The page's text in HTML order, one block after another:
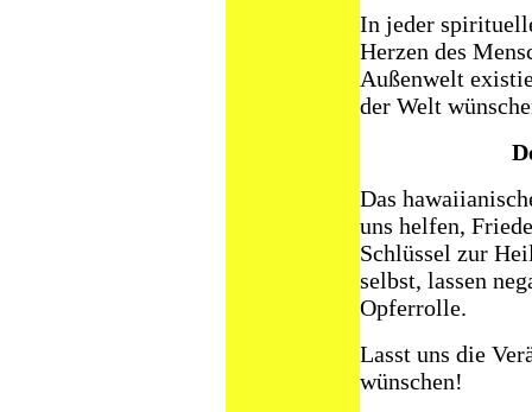
In jeder
Herzen des
Außenwelt
der Welt
Das
uns helfen,
Schlüssel zur
selbst, lassen
Opferrolle.
Lasst uns die
wünschen!